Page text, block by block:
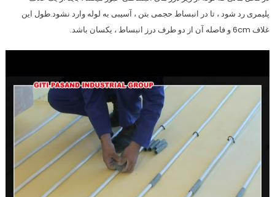
پلیمری رد شود ، تا در انبساط حجمی بتن ، آسیبی به لوله وارد نشود.طول این
غلاف 6cm و فاصله آن از دو طرف درز انبساط ، یکسان باشد.